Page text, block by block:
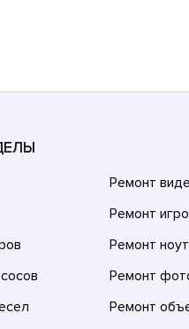
Ремонт
Ремонт
Ремонт
Ремонт
Ремонт